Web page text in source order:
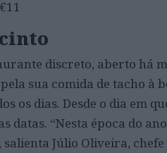
discreto, aberto há
sua comida de tacho à
os dias. Desde o dia em
datas. “Nesta época do
Júlio Oliveira,